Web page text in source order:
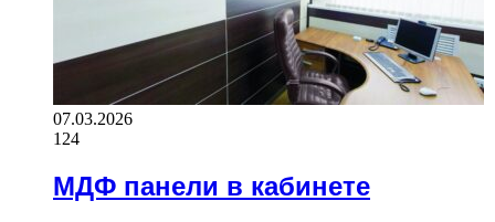
07.03.2026
124
МДФ панели в кабинете